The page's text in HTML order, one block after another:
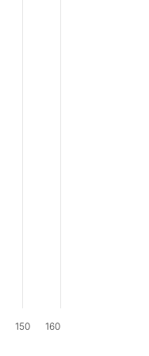
150 160